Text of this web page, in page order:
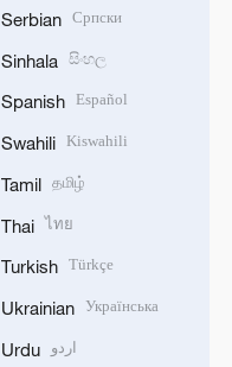
Serbian Српски
Sinhala සිංහල
Spanish Español
Swahili Kiswahili
Tamil தமிழ்
Thai ไทย
Turkish Türkçe
Ukrainian Українська
Urdu اردو